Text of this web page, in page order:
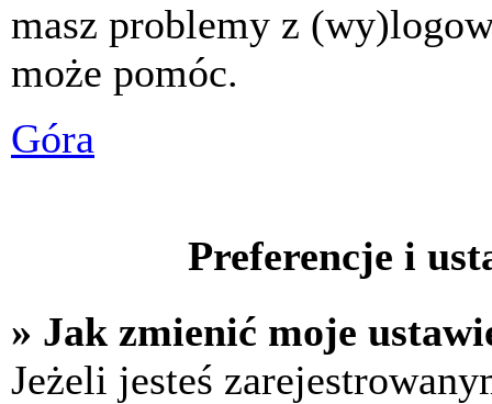
masz problemy z
może pomóc.
Góra
Preferencje i
» Jak zmienić moje
Jeżeli jesteś